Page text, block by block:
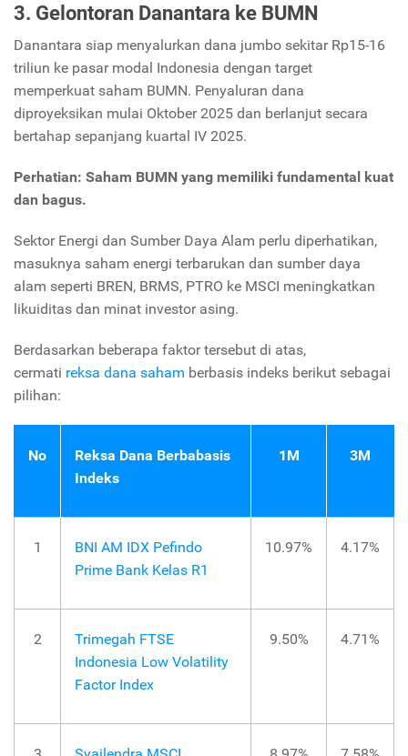
3. Gelontoran Danantara ke BUMN
Danantara siap menyalurkan dana jumbo sekitar Rp15-16
triliun ke pasar modal Indonesia dengan target
memperkuat saham BUMN. Penyaluran dana
diproyeksikan mulai Oktober 2025 dan berlanjut secara
bertahap sepanjang kuartal IV 2025.
Perhatian: Saham BUMN yang memiliki fundamental kuat
dan bagus.
Sektor Energi dan Sumber Daya Alam perlu diperhatikan,
masuknya saham energi terbarukan dan sumber daya
alam seperti BREN, BRMS, PTRO ke MSCI meningkatkan
likuiditas dan minat investor asing.
Berdasarkan beberapa faktor tersebut di atas,
cermati reksa dana saham berbasis indeks berikut sebagai
pilihan:
No
Reksa Dana Berbabasis
Indeks
1M 3M
1
BNI AM IDX Pefindo
Prime Bank Kelas R1
10.97% 4.17%
2
Trimegah FTSE
Indonesia Low Volatility
Factor Index
9.50% 4.71%